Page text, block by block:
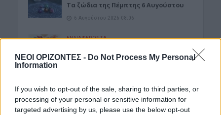
ΝΕΟΙ ΟΡΙΖΟΝΤΕΣ - Do Not Process My Personal
Information
If you wish to opt-out of the sale, sharing to third parties, or
processing of your personal or sensitive information for
targeted advertising by us, please use the below opt-out
Tα ζώδια της Πέμπτης 6 Αυγούστου
6 Αυγούστου 2026 08:06
ΕΝΔΙΑΦΕΡΟΝΤΑ
Ποιοι γιορτάζουν σήμερα 6 Αυγούστου
6 Αυγούστου 2026 08:03
Conference League: Μέτρια εμφάνιση
και η πρόκριση θα κριθεί στη Σόφια
για τον Παναθηναϊκό